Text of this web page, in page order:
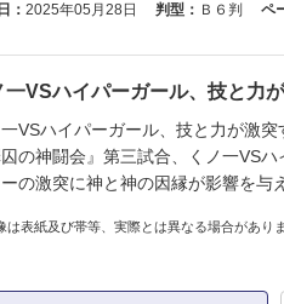
： 2025年05月28日 判型： Ｂ６判 ペ
一VSハイパーガール、技と力
一VSハイパーガール、技と力が激突
囚の神闘会』第三試合、くノ一VS
の激突に神と神の因縁が影響を
表紙及び帯等、実際とは異なる場合がありま